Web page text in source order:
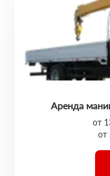
Аренда
от
от